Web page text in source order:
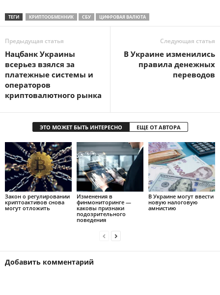
ТЕГИ КРИПТООБМЕННИК СБУ ЦИФРОВАЯ ВАЛЮТА
Предыдущая статья
Нацбанк Украины
всерьез взялся за
платежные системы и
операторов
криптовалютного рынка
Следующая статья
В Украине изменились
правила денежных
переводов
ЭТО МОЖЕТ БЫТЬ ИНТЕРЕСНО ЕЩЕ ОТ АВТОРА
Закон о регулировании
криптоактивов снова
могут отложить
Изменения в
финмониторинге —
каковы признаки
подозрительного
поведения
В Украине могут ввести
новую налоговую
амнистию
Добавить комментарий